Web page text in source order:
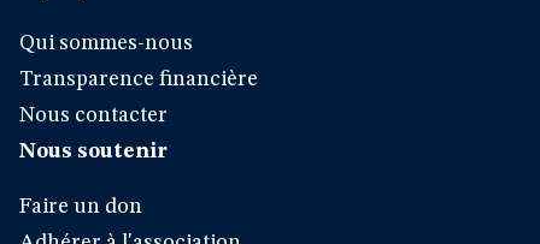
Qui sommes-nous
Transparence financière
Nous contacter
Nous soutenir
Faire un don